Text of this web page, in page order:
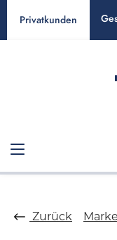
springen
Privatkunden
Zurück